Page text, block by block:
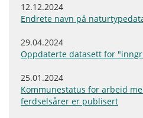
12.12.2024
Endrete navn på
29.04.2024
Oppdaterte datasett for
25.01.2024
Kommunestatus for arbeid
ferdselsårer er publisert